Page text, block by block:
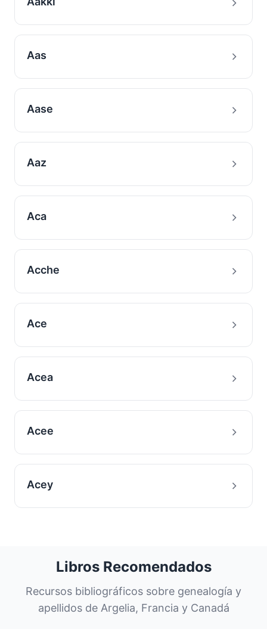
Aas
Aase
Aaz
Aca
Acche
Ace
Acea
Acee
Acey
Libros Recomendados
Recursos bibliográficos sobre genealogía y
apellidos de Argelia, Francia y Canadá